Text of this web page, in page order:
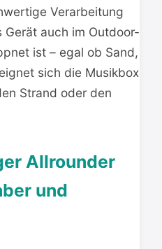
Verarbeitung
auch im Outdoor-
ist – egal ob Sand,
sich die Musikbox
Strand oder den
Allrounder
und